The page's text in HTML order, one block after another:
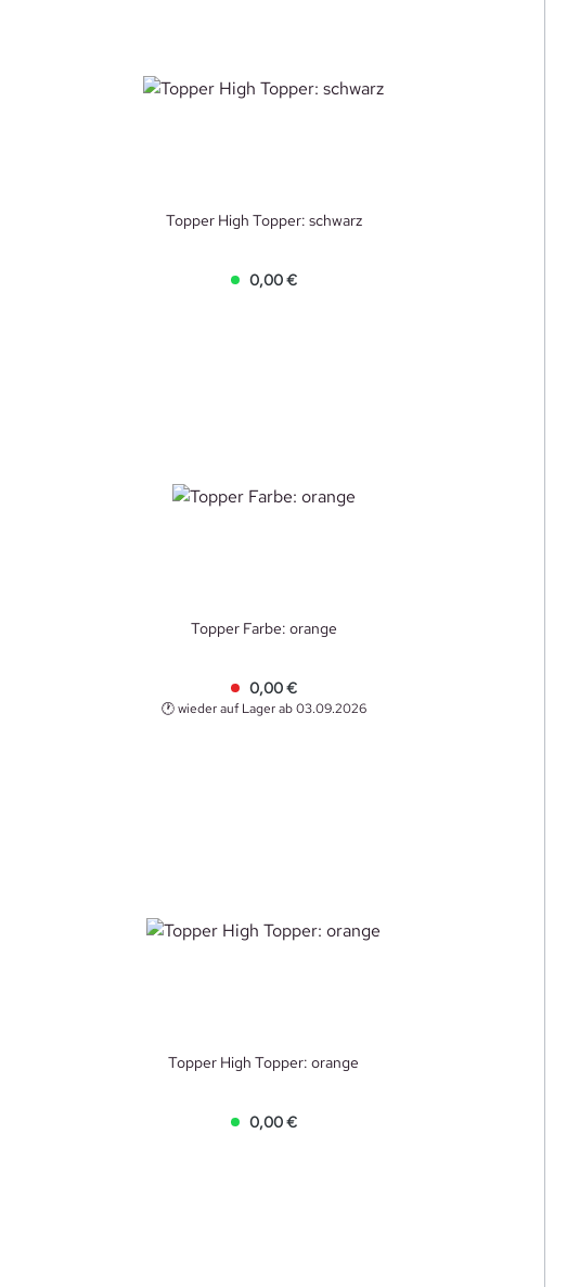
Topper High Topper: schwarz
0,00 €
Topper Farbe: orange
0,00 €
🕐 wieder auf Lager ab 03.09.2026
Topper High Topper: orange
0,00 €